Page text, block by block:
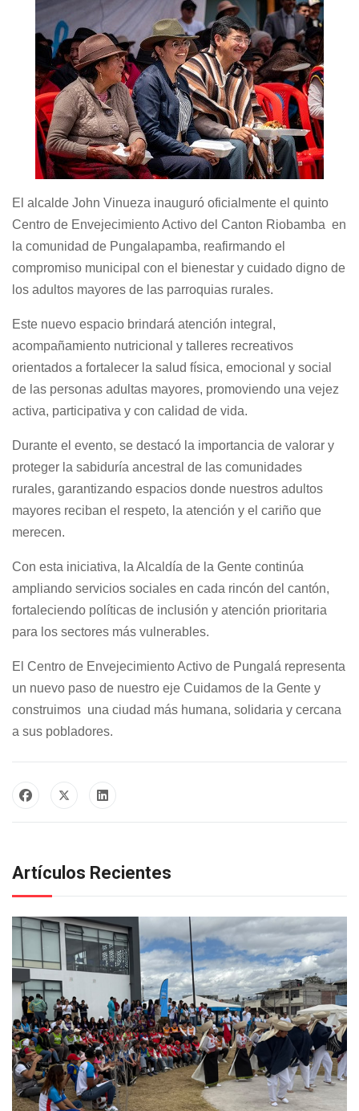
El alcalde John Vinueza inauguró oficialmente el quinto
Centro de Envejecimiento Activo del Canton Riobamba en
la comunidad de Pungalapamba, reafirmando el
compromiso municipal con el bienestar y cuidado digno de
los adultos mayores de las parroquias rurales.
Este nuevo espacio brindará atención integral,
acompañamiento nutricional y talleres recreativos
orientados a fortalecer la salud física, emocional y social
de las personas adultas mayores, promoviendo una vejez
activa, participativa y con calidad de vida.
Durante el evento, se destacó la importancia de valorar y
proteger la sabiduría ancestral de las comunidades
rurales, garantizando espacios donde nuestros adultos
mayores reciban el respeto, la atención y el cariño que
merecen.
Con esta iniciativa, la Alcaldía de la Gente continúa
ampliando servicios sociales en cada rincón del cantón,
fortaleciendo políticas de inclusión y atención prioritaria
para los sectores más vulnerables.
El Centro de Envejecimiento Activo de Pungalá representa
un nuevo paso de nuestro eje Cuidamos de la Gente y
construimos una ciudad más humana, solidaria y cercana
a sus pobladores.
Artículos Recientes